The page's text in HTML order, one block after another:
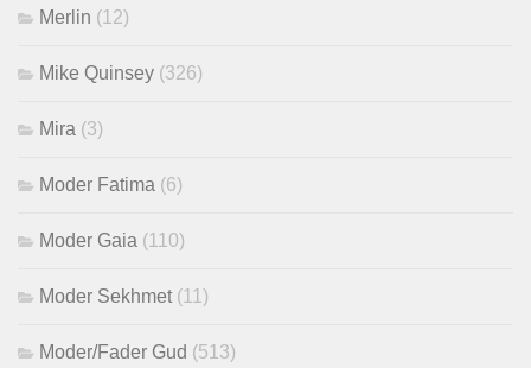
Merlin (12)
Mike Quinsey (326)
Mira (3)
Moder Fatima (6)
Moder Gaia (110)
Moder Sekhmet (11)
Moder/Fader Gud (513)